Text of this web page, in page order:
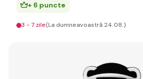
+ 6 puncte
3 - 7 zile(La dumneavoastră 24.08.)